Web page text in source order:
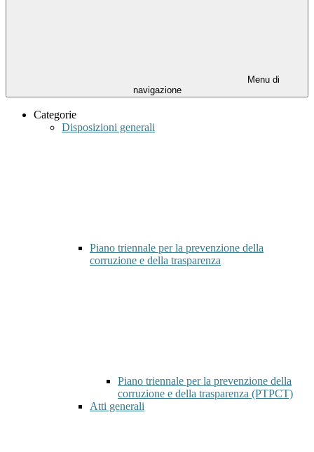
Menu di
navigazione
Categorie
Disposizioni generali
Piano triennale per la prevenzione della
corruzione e della trasparenza
Piano triennale per la prevenzione della
corruzione e della trasparenza (PTPCT)
Atti generali